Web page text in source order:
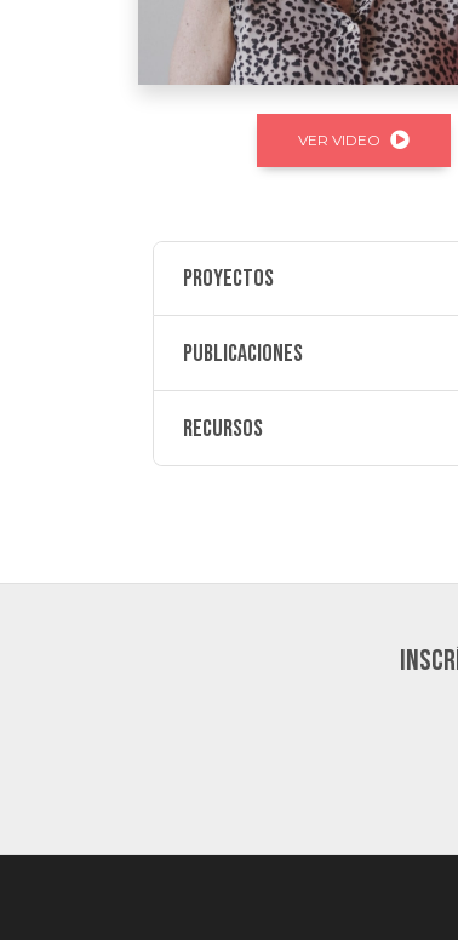
VER VIDEO
Proyectos
Publicaciones
Recursos